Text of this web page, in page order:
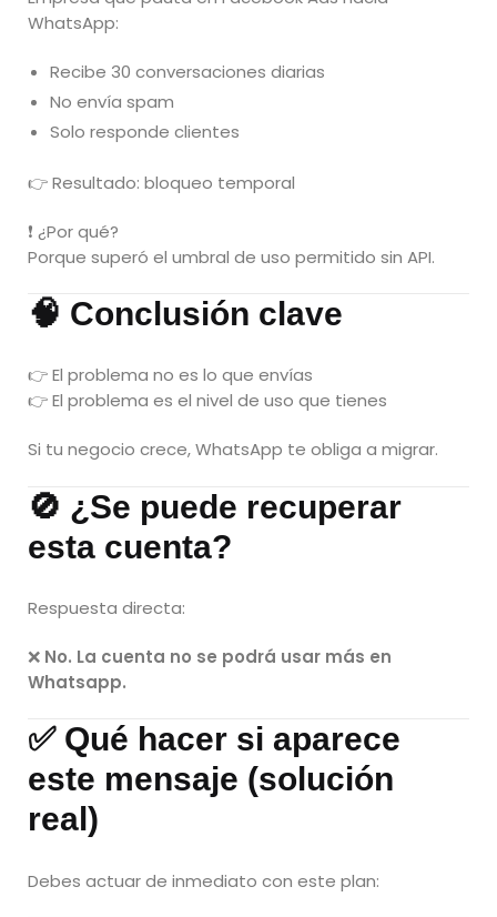
WhatsApp:
Recibe 30 conversaciones diarias
No envía spam
Solo responde clientes
👉 Resultado: bloqueo temporal
❗ ¿Por qué?
Porque superó el umbral de uso permitido sin API.
🧠 Conclusión clave
👉 El problema no es lo que envías
👉 El problema es el nivel de uso que tienes
Si tu negocio crece, WhatsApp te obliga a migrar.
🚫 ¿Se puede recuperar
esta cuenta?
Respuesta directa:
❌ No. La cuenta no se podrá usar más en
Whatsapp.
✅ Qué hacer si aparece
este mensaje (solución
real)
Debes actuar de inmediato con este plan: